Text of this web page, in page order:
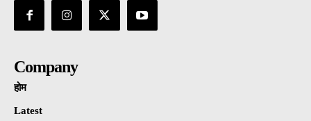
Company
होम
Latest